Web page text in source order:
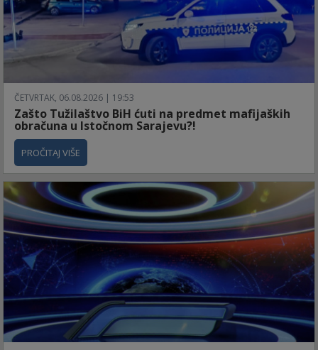
ČETVRTAK, 06.08.2026 | 19:53
Zašto Tužilaštvo BiH ćuti na predmet mafijaških
obračuna u Istočnom Sarajevu?!
PROČITAJ VIŠE